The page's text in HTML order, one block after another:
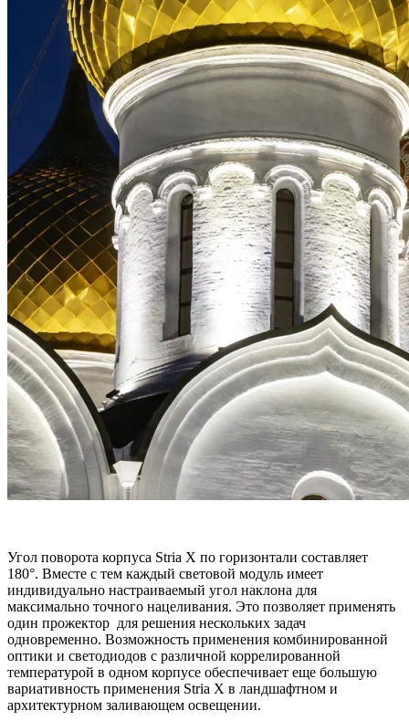
Угол поворота корпуса Stria X по горизонтали составляет
180°. Вместе с тем каждый световой модуль имеет
индивидуально настраиваемый угол наклона для
максимально точного нацеливания. Это позволяет применять
один прожектор для решения нескольких задач
одновременно. Возможность применения комбинированной
оптики и светодиодов с различной коррелированной
температурой в одном корпусе обеспечивает еще большую
вариативность применения Stria X в ландшафтном и
архитектурном заливающем освещении.